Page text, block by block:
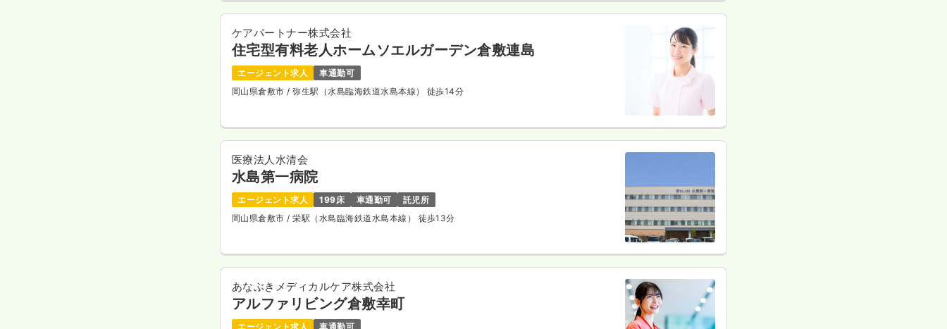
ケアパートナー株式会社
住宅型有料老人ホームソエルガーデン倉敷連島
エージェント求人
車通勤可
岡山県倉敷市 / 弥生駅（水島臨海鉄道水島本線） 徒歩14分
医療法人水清会
水島第一病院
エージェント求人 199床 車通勤可
託児所
岡山県倉敷市 / 栄駅（水島臨海鉄道水島本線） 徒歩13分
あなぶきメディカルケア株式会社
アルファリビング倉敷幸町
エージェント求人 車通勤可